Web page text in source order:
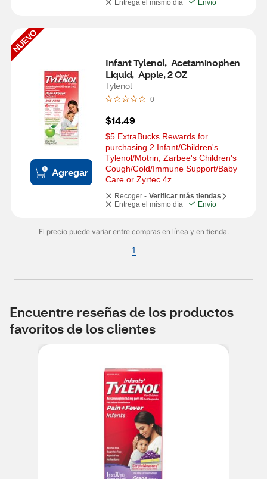
Entrega el mismo día
Envío
NUEVO
Agregar
Infant Tylenol,  Acetaminophen
Liquid,  Apple, 2 OZ
Tylenol
0
$14.49
$5 ExtraBucks Rewards for
purchasing 2 Infant/Children's
Tylenol/Motrin, Zarbee's Children's
Cough/Cold/Immune Support/Baby
Care or Zyrtec 4z
Recoger - Verificar más tiendas
Entrega el mismo día
Envío
El precio puede variar entre compras en línea y en tienda.
1
Encuentre reseñas de los productos
favoritos de los clientes